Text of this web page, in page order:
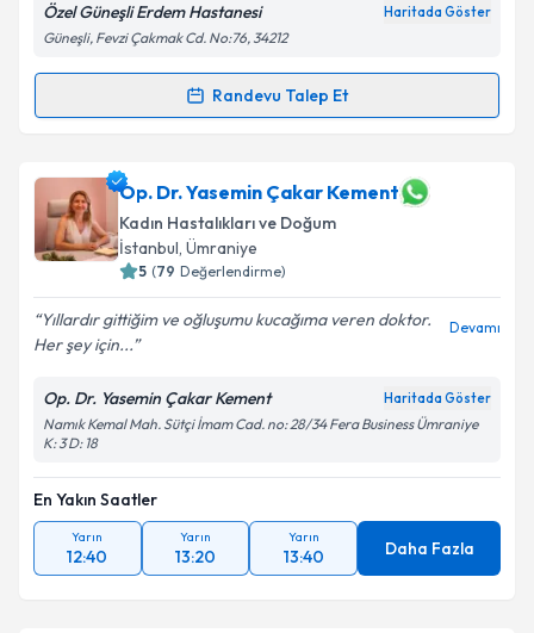
Özel Güneşli Erdem Hastanesi Haritada Göster
Güneşli, Fevzi Çakmak Cd. No:76, 34212
Randevu Talep Et
Randevu Takvimi Talebi
Op. Dr. Gülnar Hüseynovaiçin randevu takvimi
talebi oluşturun. Size bu uzmandan randevu almanız
için bir takvim hazırlandığında e-posta ile
bilgilendireceğiz.
E-posta Adresiniz
Kişisel verilerimin işlenmesine ilişkinAydınlatma
Takvim Talebini Gönder
Op. Dr. Yasemin Çakar Kement
Kadın Hastalıkları ve Doğum
İstanbul, Ümraniye
5 (79 Değerlendirme)
Yıllardır gittiğim ve oğluşumu kucağıma veren doktor.
Her şey için...
Devamı
Op. Dr. Yasemin Çakar Kement Haritada Göster
Namık Kemal Mah. Sütçi İmam Cad. no: 28/34 Fera Business Ümraniye
K: 3 D: 18
En Yakın Saatler
Yarın
12:40
Yarın
13:20
Yarın
13:40 Daha Fazla